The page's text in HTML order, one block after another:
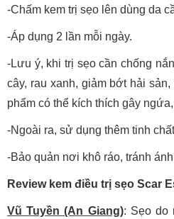
-Chấm kem trị sẹo lên dùng da
-Áp dụng 2 lần mỗi ngày.
-Lưu ý, khi trị sẹo cần chống
cây, rau xanh, giảm bớt hải
phẩm có thể kích thích gây
-Ngoài ra, sử dụng thêm tinh
-Bảo quản nơi khô ráo, tránh
Review kem điều trị sẹo Scar
Vũ Tuyền (An Giang): Sẹo do